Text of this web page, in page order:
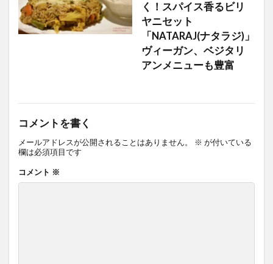
く！スパイス香るビリ
ヤニセット
「NATARAJ(ナタラジ)」
ヴィーガン、ベジタリ
アンメニューも豊富
コメントを書く
メールアドレスが公開されることはありません。 ※ が付いている
欄は必須項目です
コメント ※